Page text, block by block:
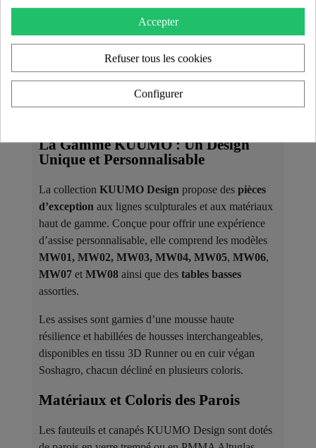
Ajouter au panier
La Gamme KUUMO : Un Design
Unique et Personnalisable
La collection KUUMO Design propose des pièces
d’exception aux lignes sculpturales et aux matériaux
haut de gamme. Conçue pour offrir une expérience
d’assise personnalisable, elle comprend les modèles
MW01, MW02, MW03, MW04, MW05, MW06,
MW07 et MW08 ainsi que des tables basses
assorties.
Les assises sont garnies d’une mousse haute
résilience et habillées de housses interchangeables,
disponibles en tissu 3D Runner ou en cuir végan
Soshagro, chacun décliné en plusieurs coloris.
Matériaux et Coloris des Parois ​
Les fauteuils et canapés KUUMO Design sont dotés
Accepter
Refuser tous les cookies
Configurer